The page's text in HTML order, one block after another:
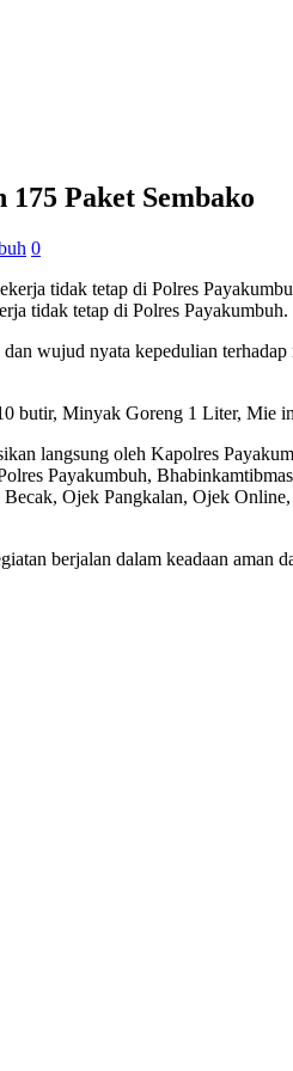
Paket Sembako
0
tidak tetap di Polres Payakumbuh.
wujud nyata kepedulian
butir, Minyak Goreng 1 Liter, Mie
langsung oleh Kapolres
Payakumbuh,
Ojek Pangkalan, Ojek
berjalan dalam keadaan aman